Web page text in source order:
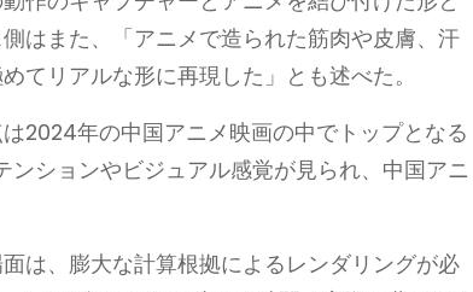
はまた、「アニメで造られた筋肉や皮膚、汗
てリアルな形に再現した」とも述べた。
2024年の中国アニメ映画の中でトップとなる
ションやビジュアル感覚が見られ、中国アニ
は、膨大な計算根拠によるレンダリングが必